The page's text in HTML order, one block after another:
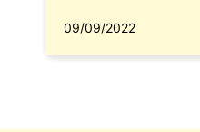
09/09/2022